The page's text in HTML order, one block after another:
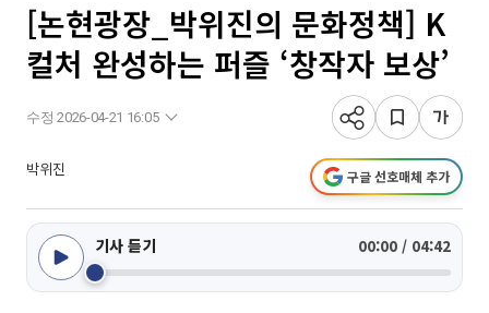
[논현광장_박위진의 문화정책] K
컬처 완성하는 퍼즐 ‘창작자 보상’
수정 2026-04-21 16:05
박위진 구글 선호매체 추가
기사 듣기 00:00 / 04:42